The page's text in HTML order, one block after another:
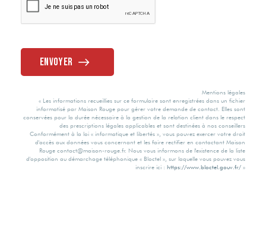
Envoyer
Mentions légales
« Les informations recueillies sur ce formulaire sont enregistrées dans un fichier
informatisé par Maison Rouge pour gérer votre demande de contact. Elles sont
conservées pour la durée nécessaire à la gestion de la relation client dans le respect
des prescriptions légales applicables et sont destinées à nos conseillers
Conformément à la loi « informatique et libertés », vous pouvez exercer votre droit
d'accès aux données vous concernant et les faire rectifier en contactant Maison
Rouge contact@maison-rouge.fr. Nous vous informons de l'existence de la liste
d'opposition au démarchage téléphonique « Bloctel », sur laquelle vous pouvez vous
inscrire ici : https://www.bloctel.gouv.fr/ »